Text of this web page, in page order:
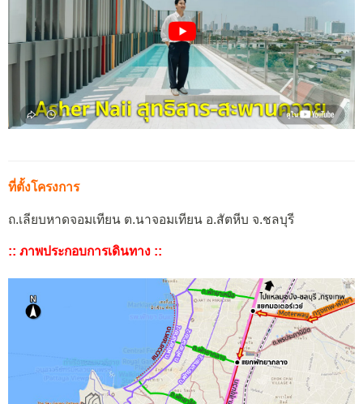
ที่ตั้งโครงการ
ถ.เลียบหาดจอมเทียน ต.นาจอมเทียน อ.สัตหีบ จ.ชลบุรี
:: ภาพประกอบการเดินทาง ::